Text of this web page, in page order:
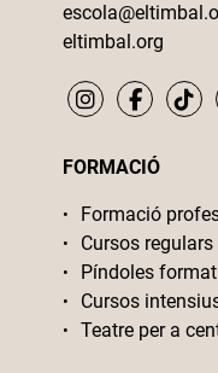
eltimbal.org
FORMACIÓ
Formació
Cursos
Píndoles
Cursos
Teatre per a